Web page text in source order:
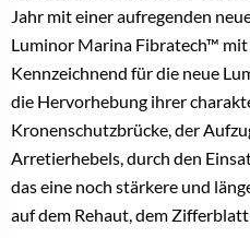
Jahr mit einer aufregenden
Luminor Marina Fibratech™
Kennzeichnend für die neue
die Hervorhebung ihrer
Kronenschutzbrücke, der
Arretierhebels, durch den
das eine noch stärkere und
auf dem Rehaut, dem